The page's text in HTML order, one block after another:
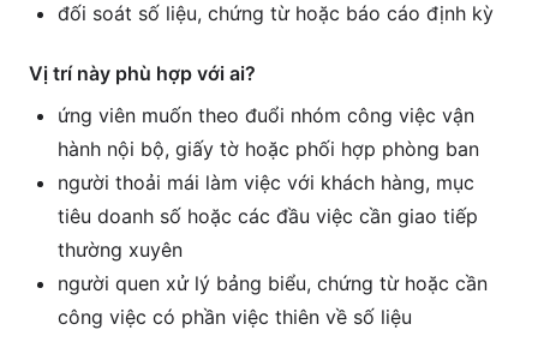
đối soát số liệu, chứng từ hoặc báo cáo định kỳ
Vị trí này phù hợp với ai?
ứng viên muốn theo đuổi nhóm công việc vận
hành nội bộ, giấy tờ hoặc phối hợp phòng ban
người thoải mái làm việc với khách hàng, mục
tiêu doanh số hoặc các đầu việc cần giao tiếp
thường xuyên
người quen xử lý bảng biểu, chứng từ hoặc cần
công việc có phần việc thiên về số liệu